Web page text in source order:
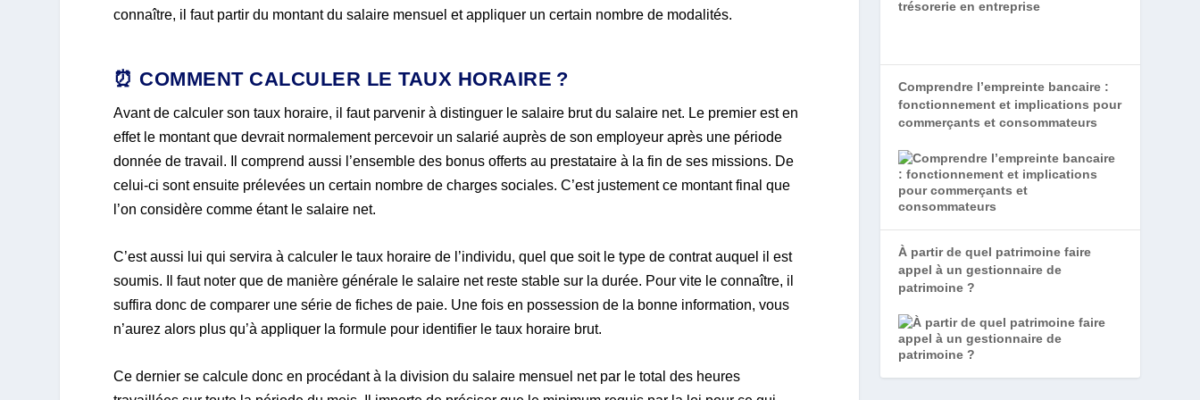
connaître, il faut partir du montant du salaire mensuel et appliquer un certain nombre de modalités.
⏰ COMMENT CALCULER LE TAUX HORAIRE ?
Avant de calculer son taux horaire, il faut parvenir à distinguer le salaire brut du salaire net. Le premier est en
effet le montant que devrait normalement percevoir un salarié auprès de son employeur après une période
donnée de travail. Il comprend aussi l’ensemble des bonus offerts au prestataire à la fin de ses missions. De
celui-ci sont ensuite prélevées un certain nombre de charges sociales. C’est justement ce montant final que
l’on considère comme étant le salaire net.
C’est aussi lui qui servira à calculer le taux horaire de l’individu, quel que soit le type de contrat auquel il est
soumis. Il faut noter que de manière générale le salaire net reste stable sur la durée. Pour vite le connaître, il
suffira donc de comparer une série de fiches de paie. Une fois en possession de la bonne information, vous
n’aurez alors plus qu’à appliquer la formule pour identifier le taux horaire brut.
Ce dernier se calcule donc en procédant à la division du salaire mensuel net par le total des heures
trésorerie en entreprise
Comprendre l’empreinte bancaire :
fonctionnement et implications pour
commerçants et consommateurs
À partir de quel patrimoine faire
appel à un gestionnaire de
patrimoine ?